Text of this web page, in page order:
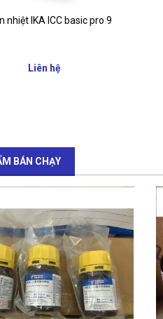
nhiệt IKA ICC basic pro 9
Liên hệ
BÁN CHẠY